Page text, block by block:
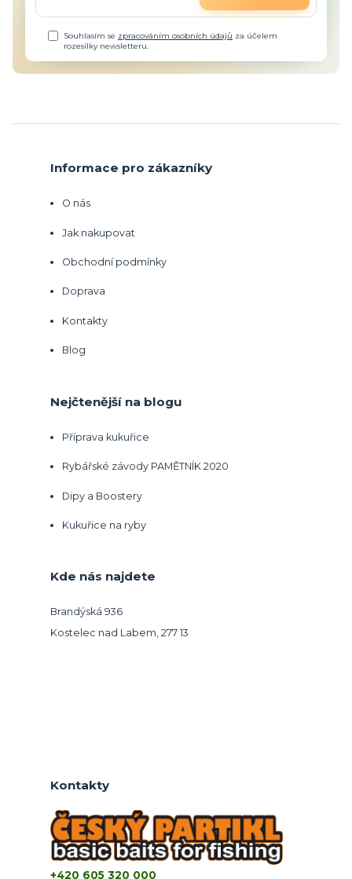
Souhlasím se zpracováním osobních údajů za účelem
rozesílky newsletteru.
Informace pro zákazníky
O nás
Jak nakupovat
Obchodní podmínky
Doprava
Kontakty
Blog
Nejčtenější na blogu
Příprava kukuřice
Rybářské závody PAMĚTNÍK 2020
Dipy a Boostery
Kukuřice na ryby
Kde nás najdete
Brandýská 936
Kostelec nad Labem, 277 13
Kontakty
+420 605 320 000